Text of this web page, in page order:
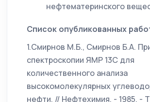
нефтематеринского
Список опубликованных
1.Смирнов М.Б., Смирнов Б.А.
спектроскопии ЯМР 13С для
количественного анализа
высокомолекулярных
нефти. // Нефтехимия. - 1985. -